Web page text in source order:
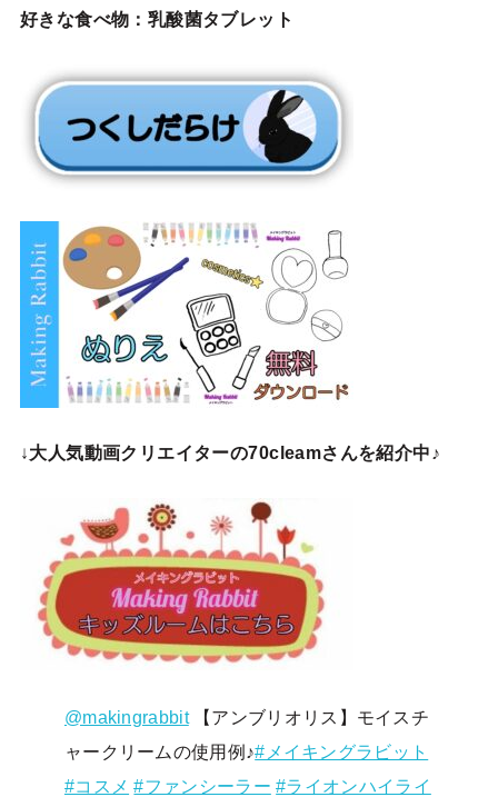
好きな食べ物：乳酸菌タブレット
↓大人気動画クリエイターの70cleamさんを紹介中♪
@makingrabbit【アンブリオリス】モイスチ
ャークリームの使用例♪#メイキングラビット
#コスメ #ファンシーラー #ライオンハイライ